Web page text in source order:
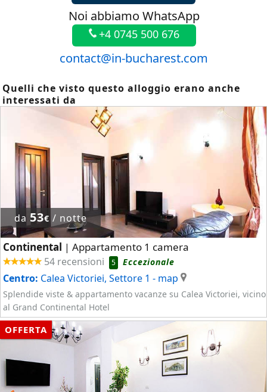
Noi abbiamo WhatsApp
+4 0745 500 676
contact@in-bucharest.com
Quelli che visto questo alloggio erano anche
interessati da
da 53€ / notte
Continental | Appartamento 1 camera
54 recensioni 5 Eccezionale
Centro: Calea Victoriei, Settore 1 - map
Splendide viste & appartamento vacanze su Calea Victoriei, vicino
al Grand Continental Hotel
OFFERTA